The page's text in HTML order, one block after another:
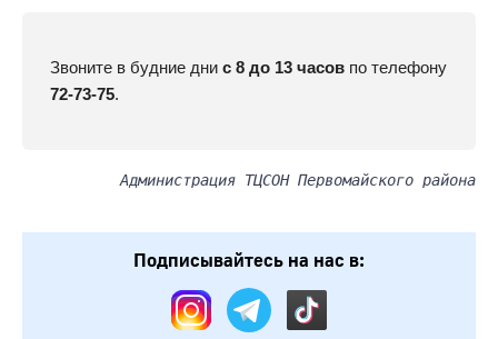
Звоните в будние дни с 8 до 13 часов по телефону
72-73-75.
Администрация ТЦСОН Первомайского района
Подписывайтесь на нас в: